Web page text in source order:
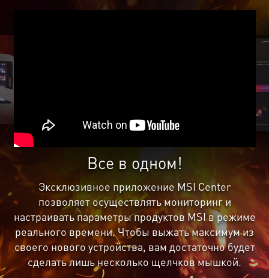
Все в одном!
Эксклюзивное приложение MSI Center
позволяет осуществлять мониторинг и
настраивать параметры продуктов MSI в режиме
реального времени. Чтобы выжать максимум из
своего нового устройства, вам достаточно будет
сделать лишь несколько щелчков мышкой.